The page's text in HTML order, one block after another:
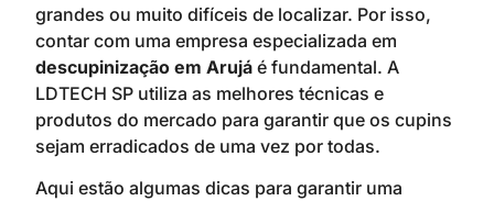
grandes ou muito difíceis de localizar. Por isso,
contar com uma empresa especializada em
descupinização em Arujá é fundamental. A
LDTECH SP utiliza as melhores técnicas e
produtos do mercado para garantir que os cupins
sejam erradicados de uma vez por todas.
Aqui estão algumas dicas para garantir uma